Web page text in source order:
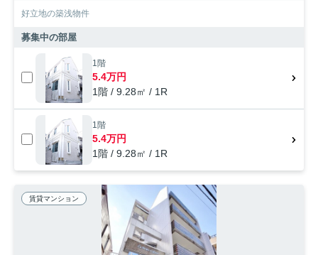
好立地の築浅物件
募集中の部屋
1階
5.4万円
1階 / 9.28㎡ / 1R
1階
5.4万円
1階 / 9.28㎡ / 1R
賃貸マンション